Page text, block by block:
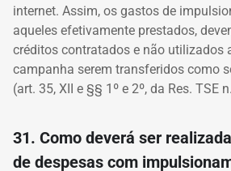
internet. Assim, os gastos de
aqueles efetivamente prestados,
créditos contratados e não utilizados
campanha serem transferidos como
(art. 35, XII e §§ 1º e 2º, da Res. TSE
31. Como deverá ser
de despesas com